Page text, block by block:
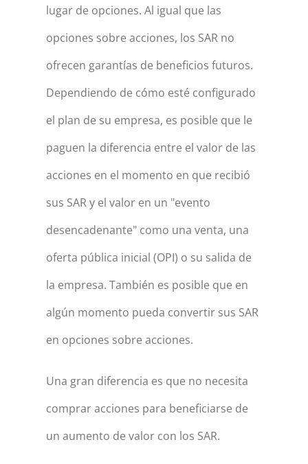
lugar de opciones. Al igual que las
opciones sobre acciones, los SAR no
ofrecen garantías de beneficios futuros.
Dependiendo de cómo esté configurado
el plan de su empresa, es posible que le
paguen la diferencia entre el valor de las
acciones en el momento en que recibió
sus SAR y el valor en un "evento
desencadenante" como una venta, una
oferta pública inicial (OPI) o su salida de
la empresa. También es posible que en
algún momento pueda convertir sus SAR
en opciones sobre acciones.
Una gran diferencia es que no necesita
comprar acciones para beneficiarse de
un aumento de valor con los SAR.